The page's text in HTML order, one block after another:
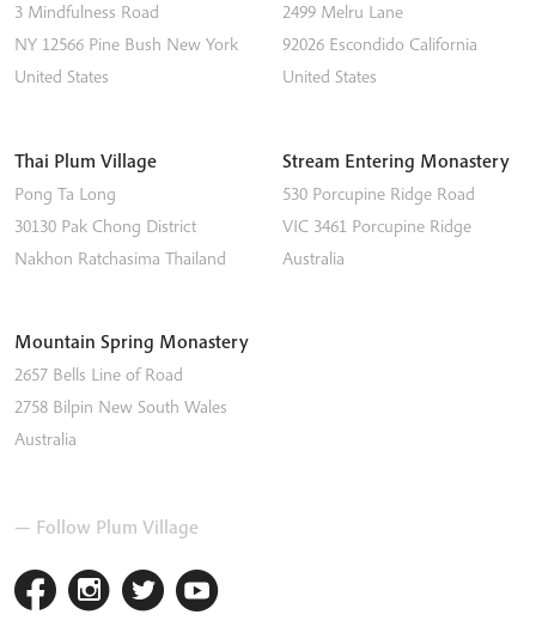
3 Mindfulness Road
NY 12566 Pine Bush New York
United States
2499 Melru Lane
92026 Escondido California
United States
Thai Plum Village
Pong Ta Long
30130 Pak Chong District
Nakhon Ratchasima Thailand
Stream Entering Monastery
530 Porcupine Ridge Road
VIC 3461 Porcupine Ridge
Australia
Mountain Spring Monastery
2657 Bells Line of Road
2758 Bilpin New South Wales
Australia
— Follow Plum Village